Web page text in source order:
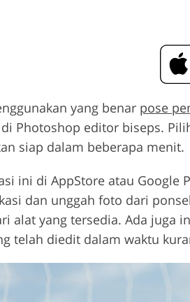
yang benar pose
Photoshop editor biseps.
siap dalam beberapa menit.
ini di AppStore atau Google
dan unggah foto dari
alat yang tersedia. Ada juga
telah diedit dalam waktu